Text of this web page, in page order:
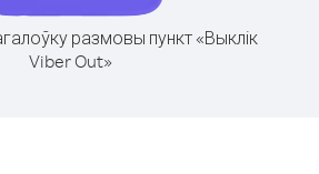
размовы пункт «Выклік
Viber Out»